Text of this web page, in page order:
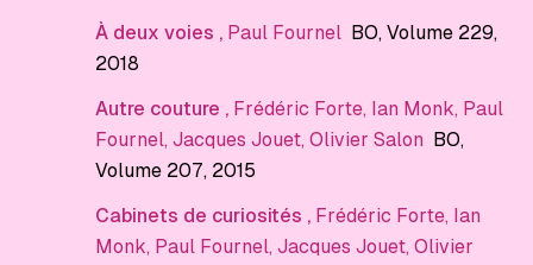
À deux voies , Paul Fournel BO, Volume 229,
2018
Autre couture , Frédéric Forte, Ian Monk, Paul
Fournel, Jacques Jouet, Olivier Salon BO,
Volume 207, 2015
Cabinets de curiosités , Frédéric Forte, Ian
Monk, Paul Fournel, Jacques Jouet, Olivier